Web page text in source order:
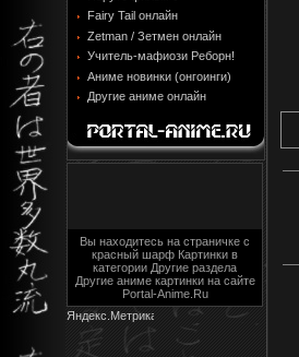
Fairy Tail онлайн
Zetman / Зетмен онлайн
Учитель-мафиози Реборн!
Аниме новинки (онгоинги)
Другие аниме онлайн
Вы находитесь на страничке с
красный шарф Картинки в
категории Другие раздела
Другие аниме картинки на сайте
Portal-Anime.Ru